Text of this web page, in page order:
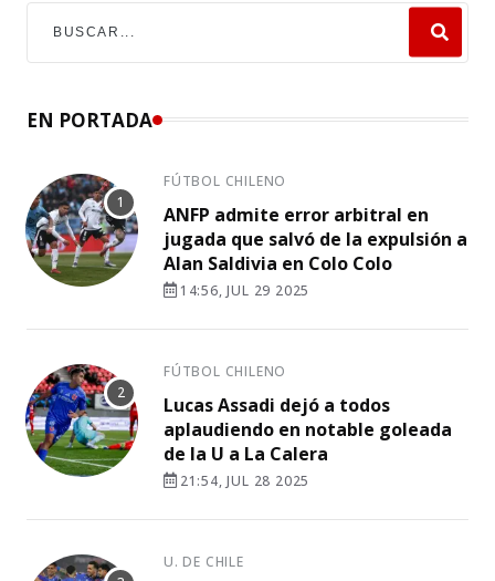
EN PORTADA
FÚTBOL CHILENO
ANFP admite error arbitral en
jugada que salvó de la expulsión a
Alan Saldivia en Colo Colo
14:56, JUL 29 2025
FÚTBOL CHILENO
Lucas Assadi dejó a todos
aplaudiendo en notable goleada
de la U a La Calera
21:54, JUL 28 2025
U. DE CHILE